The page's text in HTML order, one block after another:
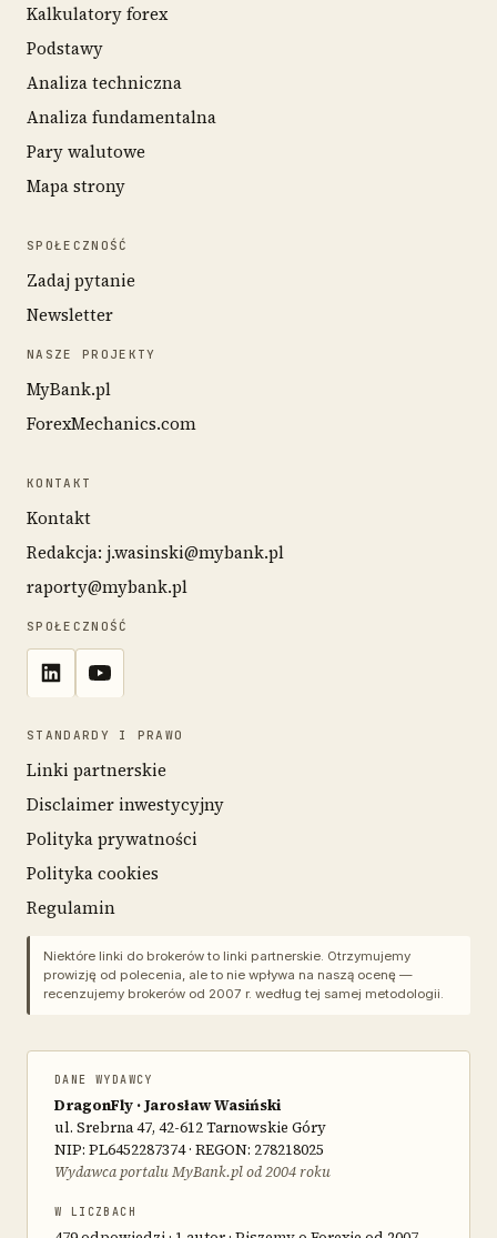
Kalkulatory forex
Podstawy
Analiza techniczna
Analiza fundamentalna
Pary walutowe
Mapa strony
SPOŁECZNOŚĆ
Zadaj pytanie
Newsletter
NASZE PROJEKTY
MyBank.pl
ForexMechanics.com
KONTAKT
Kontakt
Redakcja: j.wasinski@mybank.pl
raporty@mybank.pl
SPOŁECZNOŚĆ
STANDARDY I PRAWO
Linki partnerskie
Disclaimer inwestycyjny
Polityka prywatności
Polityka cookies
Regulamin
Niektóre linki do brokerów to linki partnerskie. Otrzymujemy
prowizję od polecenia, ale to nie wpływa na naszą ocenę —
recenzujemy brokerów od 2007 r. według tej samej metodologii.
DANE WYDAWCY
DragonFly · Jarosław Wasiński
ul. Srebrna 47, 42-612 Tarnowskie Góry
NIP: PL6452287374 · REGON: 278218025
Wydawca portalu MyBank.pl od 2004 roku
W LICZBACH